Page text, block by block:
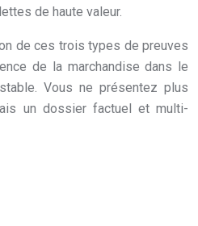
de haute valeur.
de ces trois types de preuves
de la marchandise dans le
Vous ne présentez plus
un dossier factuel et multi-